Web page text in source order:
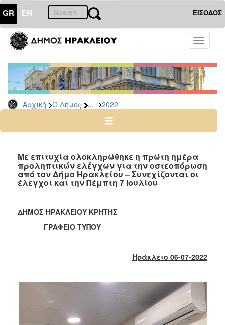
GR EN ΕΙΣΟΔΟΣ
Toggle
Αρχική Ο Δήμος ... 2022
ΔΗΜΟΣ
Δελτία
Τύπου
Αρχείο
2026
2024
2022
2021
2019
2018
2012
Με επιτυχία ολοκληρώθηκε η πρώτη ημέρα
προληπτικών ελέγχων για την οστεοπόρωση
από τον Δήμο Ηρακλείου – Συνεχίζονται οι
έλεγχοι και την Πέμπτη 7 Ιουλίου
ΔΗΜΟΣ ΗΡΑΚΛΕΙΟΥ ΚΡΗΤΗΣ
ΓΡΑΦΕΙΟ ΤΥΠΟΥ
Ηράκλειο 06-07-2022